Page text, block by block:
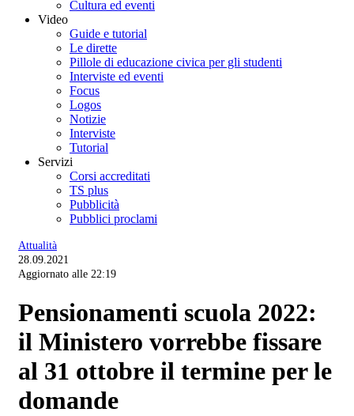
Cultura ed eventi
Video
Guide e tutorial
Le dirette
Pillole di educazione civica per gli studenti
Interviste ed eventi
Focus
Logos
Notizie
Interviste
Tutorial
Servizi
Corsi accreditati
TS plus
Pubblicità
Pubblici proclami
Attualità
28.09.2021
Aggiornato alle 22:19
Pensionamenti scuola 2022:
il Ministero vorrebbe fissare
al 31 ottobre il termine per le
domande